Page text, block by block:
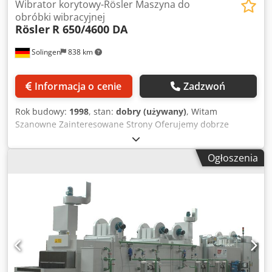
Solingen 838 km
Wibrator korytowy-Rösler Maszyna do
obróbki wibracyjnej
Rösler R 650/4600 DA
Informacja o cenie Zadzwoń
Rok budowy: 1998, stan: dobry (używany), Witam
Szanowne Zainteresowane Strony Oferujemy dobrze
używaną maszynę do wykańczania wibracyjnego firmy
Rösler. Ta szlifierka ciągła Rösler jest używana od 2015
roku, a my jesteśmy 2. właścicielem. Sprzedawany jest z
projektowych. Producent: Rösler System przelotowy Typ: R
650 / 4600 DA Nr maszyny: 19289/98-06 Rok budowy:
czerwiec 1998 r. Sterowanie: Sterowanie SPS Rośliny i
akcesoria: Sprzęt do dozowania Podajnik wibracyjny
buforowy R 20/6/1,5 SR-P Do przenośnika taśmowego 1,
R470/4000 FB/S Do systemu natryskowego System
opryskujący R 12/6 SM-E-So Do przenośnika taśmowego 2,
Ogłoszenia